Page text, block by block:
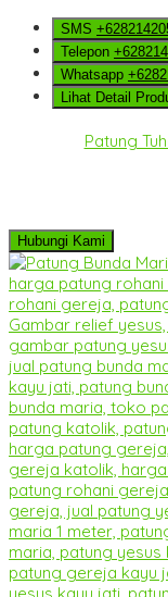
SMS
Telepon
Whatsapp
Lihat Detail
Patung
Hubungi Kami